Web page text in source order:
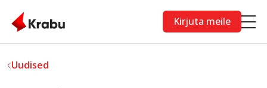
Kirjuta meile
Uudised